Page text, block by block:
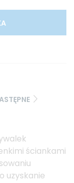
ściankami
uzyskanie